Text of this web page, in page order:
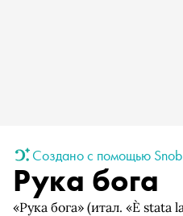
Создано с помощью
Рука бога
«Рука бога» (итал. «È stata